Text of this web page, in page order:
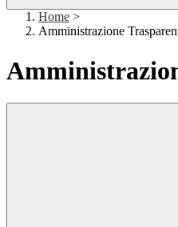
Home >
Amministrazione